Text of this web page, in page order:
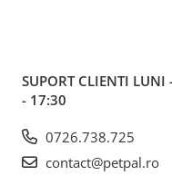
SUPORT CLIENTI LUNI
- 17:30
0726.738.725
contact@petpal.ro